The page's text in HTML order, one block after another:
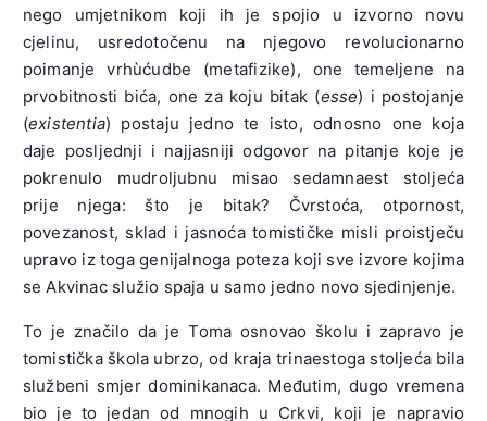
nego umjetnikom koji ih je spojio u izvorno novu
cjelinu, usredotočenu na njegovo revolucionarno
poimanje vrhùćudbe (metafizike), one temeljene na
prvobitnosti bića, one za koju bitak (esse) i postojanje
(existentia) postaju jedno te isto, odnosno one koja
daje posljednji i najjasniji odgovor na pitanje koje je
pokrenulo mudroljubnu misao sedamnaest stoljeća
prije njega: što je bitak? Čvrstoća, otpornost,
povezanost, sklad i jasnoća tomističke misli proistječu
upravo iz toga genijalnoga poteza koji sve izvore kojima
se Akvinac služio spaja u samo jedno novo sjedinjenje.
To je značilo da je Toma osnovao školu i zapravo je
tomistička škola ubrzo, od kraja trinaestoga stoljeća bila
službeni smjer dominikanaca. Međutim, dugo vremena
bio je to jedan od mnogih u Crkvi, koji je napravio